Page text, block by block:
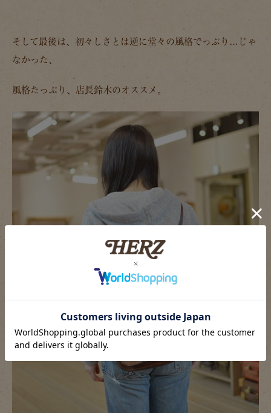
そして最後は、初々しさとは逆に堂々の風格でっぷり…じゃ
なかった、
風格たっぷり、店長鈴木のオススメ。